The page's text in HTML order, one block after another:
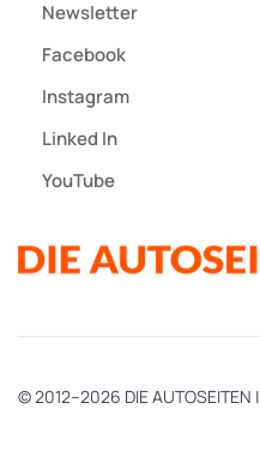
Newsletter
Facebook
Instagram
Linked In
YouTube
© 2012–2026 DIE AUTOSEITEN |